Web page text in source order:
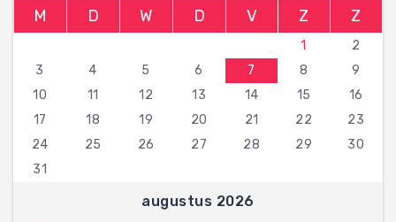
augustus 2026
M D W D V Z Z
1
2
3
4 5 6 7 8
9
10
11 12 13 14 15
16
17
18 19 20 21 22
23
24
25 26 27 28 29
30
31